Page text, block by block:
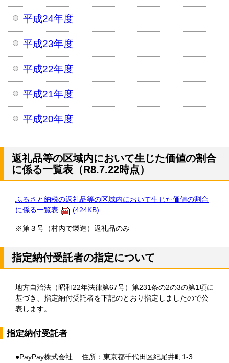
平成24年度
平成23年度
平成22年度
平成21年度
平成20年度
返礼品等の区域内において生じた価値の割合
に係る一覧表（R8.7.22時点）
ふるさと納税の返礼品等の区域内において生じた価値の割合
に係る一覧表
(424KB)
※第３号（村内で製造）返礼品のみ
指定納付受託者の指定について
地方自治法（昭和22年法律第67号）第231条の2の3の第1項に
基づき、指定納付受託者を下記のとおり指定しましたので公
表します。
指定納付受託者
●PayPay株式会社 住所：東京都千代田区紀尾井町1-3